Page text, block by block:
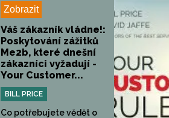
Zobrazit
Váš zákazník vládne!:
Poskytování zážitků
Me2b, které dnešní
zákazníci vyžadují -
Your Customer...
BILL PRICE
Co potřebujete vědět o